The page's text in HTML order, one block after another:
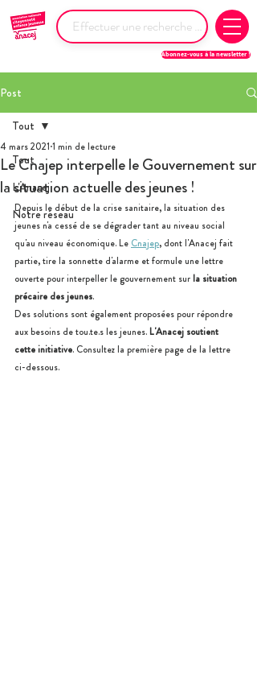
Abonnez-vous à la newsletter !
Post
Tout
L'Anacej
Notre réseau
Tout
Le Cnajep interpelle le Gouvernement sur
la situation actuelle des jeunes !
4 mars 2021 1 min de lecture
Depuis le début de la crise sanitaire, la situation des
jeunes n'a cessé de se dégrader tant au niveau social
qu'au niveau économique. Le Cnajep, dont l'Anacej fait
partie, tire la sonnette d'alarme et formule une lettre
ouverte pour interpeller le gouvernement sur la situation
précaire des jeunes.
Des solutions sont également proposées pour répondre
aux besoins de tou.te.s les jeunes. L'Anacej soutient
cette initiative. Consultez la première page de la lettre
ci-dessous.